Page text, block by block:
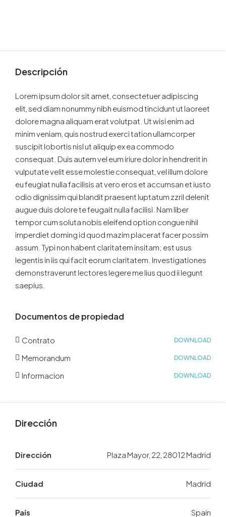
Descripción
Lorem ipsum dolor sit amet, consectetuer adipiscing
elit, sed diam nonummy nibh euismod tincidunt ut laoreet
dolore magna aliquam erat volutpat. Ut wisi enim ad
minim veniam, quis nostrud exerci tation ullamcorper
suscipit lobortis nisl ut aliquip ex ea commodo
consequat. Duis autem vel eum iriure dolor in hendrerit in
vulputate velit esse molestie consequat, vel illum dolore
eu feugiat nulla facilisis at vero eros et accumsan et iusto
odio dignissim qui blandit praesent luptatum zzril delenit
augue duis dolore te feugait nulla facilisi. Nam liber
tempor cum soluta nobis eleifend option congue nihil
imperdiet doming id quod mazim placerat facer possim
assum. Typi non habent claritatem insitam; est usus
legentis in iis qui facit eorum claritatem. Investigationes
demonstraverunt lectores legere me lius quod ii legunt
saepius.
Documentos de propiedad
Contrato DOWNLOAD
Memorandum DOWNLOAD
Informacion DOWNLOAD
Dirección
Dirección Plaza Mayor, 22, 28012 Madrid
Ciudad Madrid
País Spain